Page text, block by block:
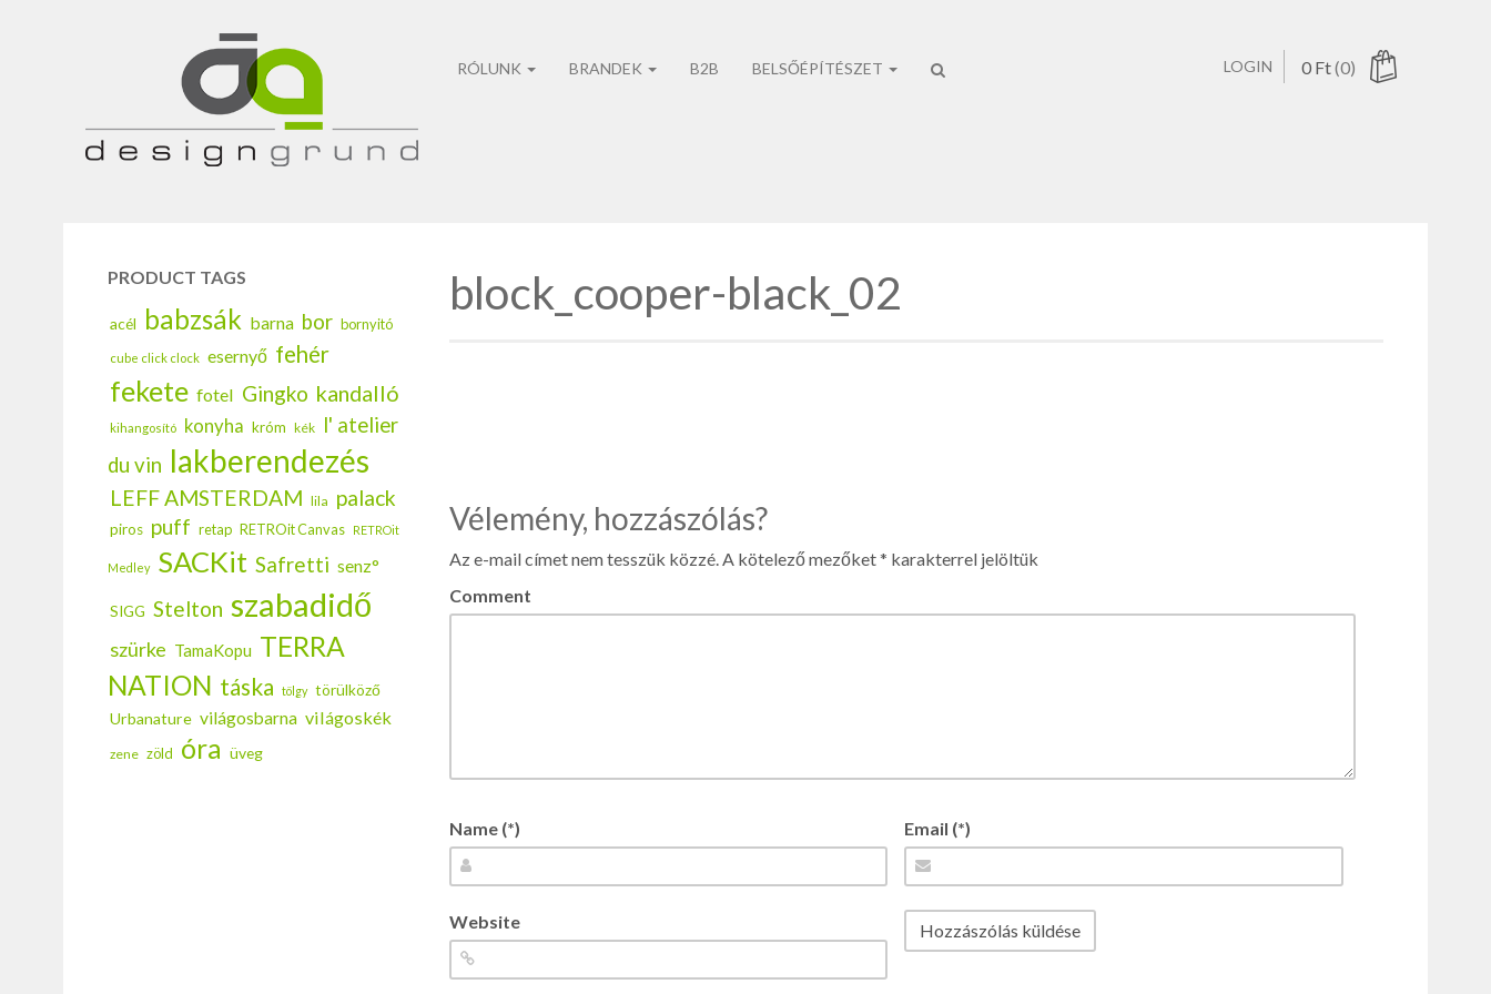
RÓLUNK BRANDEK B2B BELSŐÉPÍTÉSZET 0 Ft(0)
LOGIN
PRODUCT TAGS
acél babzsák barna bor bornyitó
cube click clock esernyő fehér
fekete fotel Gingko kandalló
kihangosító konyha króm kék l' atelier
du vin lakberendezés
LEFF AMSTERDAM lila palack
piros puff retap RETROit Canvas RETROit
Medley SACKit Safretti senz°
SIGG Stelton szabadidő
szürke TamaKopu TERRA
NATION táska tölgy törülköző
Urbanature világosbarna világoskék
zene zöld óra üveg
block_cooper-black_02
Vélemény, hozzászólás?
Az e-mail címet nem tesszük közzé.A kötelező mezőket* karakterrel jelöltük
Comment
Name (*) Email (*)
Website